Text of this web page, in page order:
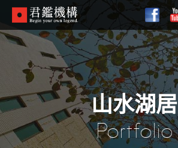
Skip
main
content
山水湖居
Portfolio